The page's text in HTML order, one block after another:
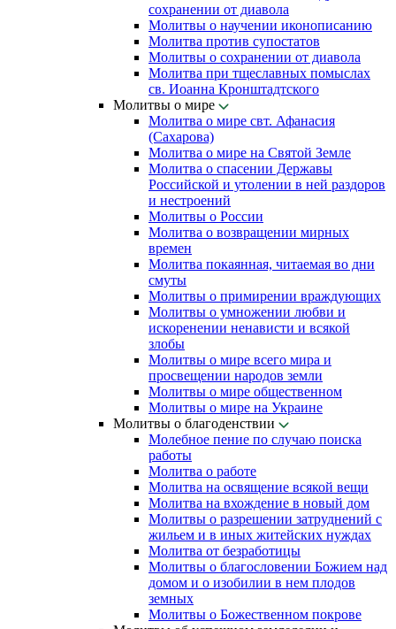
сохранении от диавола
Молитвы о научении иконописанию
Молитва против супостатов
Молитвы о сохранении от диавола
Молитва при тщеславных помыслах
св. Иоанна Кронштадтского
Молитвы о мире
Молитва о мире свт. Афанасия
(Сахарова)
Молитва о мире на Святой Земле
Молитва о спасении Державы
Российской и утолении в ней раздоров
и нестроений
Молитвы о России
Молитва о возвращении мирных
времен
Молитва покаянная, читаемая во дни
смуты
Молитвы о примирении враждующих
Молитвы о умножении любви и
искоренении ненависти и всякой
злобы
Молитвы о мире всего мира и
просвещении народов земли
Молитвы о мире общественном
Молитвы о мире на Украине
Молитвы о благоденствии
Молебное пение по случаю поиска
работы
Молитва о работе
Молитва на освящение всякой вещи
Молитва на вхождение в новый дом
Молитвы о разрешении затруднений с
жильем и в иных житейских нуждах
Молитва от безработицы
Молитвы о благословении Божием над
домом и о изобилии в нем плодов
земных
Молитвы о Божественном покрове